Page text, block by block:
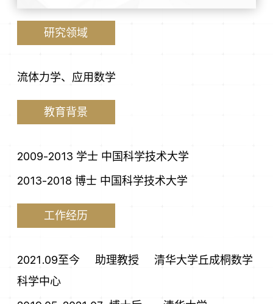
研究领域
流体力学、应用数学
教育背景
2009-2013 学士 中国科学技术大学
2013-2018 博士 中国科学技术大学
工作经历
2021.09至今
助理教授 清华大学丘成桐数学
科学中心